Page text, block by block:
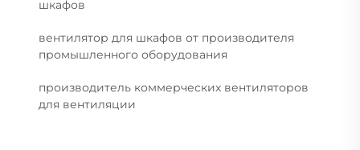
шкафов
вентилятор для шкафов от производителя
промышленного оборудования
производитель коммерческих вентиляторов
для вентиляции